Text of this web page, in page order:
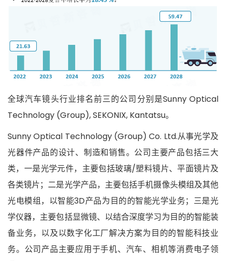
全球汽车镜头行业排名前三的公司分别是Sunny Optical
Technology (Group), SEKONIX, Kantatsu。
Sunny Optical Technology (Group) Co. Ltd.从事光学及
光器件产品的设计、制造和销售。公司主要产品包括三大
类，一是光学元件，主要包括玻璃/塑料镜片、平面镜片及
各类镜片；二是光学产品，主要包括手机摄像头模组及其他
光电模组，以智能3D产品为目的的智能光学业务；三是光
学仪器，主要包括显微镜、以结合深度学习为目的的智能装
备业务，以及以数字化工厂解决方案为目的的智能科技业
务。公司产品主要应用于手机、汽车、相机等消费电子领